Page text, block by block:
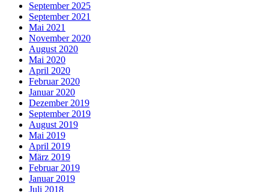
September 2025
September 2021
Mai 2021
November 2020
August 2020
Mai 2020
April 2020
Februar 2020
Januar 2020
Dezember 2019
September 2019
August 2019
Mai 2019
April 2019
März 2019
Februar 2019
Januar 2019
Juli 2018